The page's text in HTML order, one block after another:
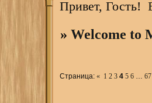
Привет, Гость!
»Welcome to
Страница:« 1 2 3 4 5 6 67